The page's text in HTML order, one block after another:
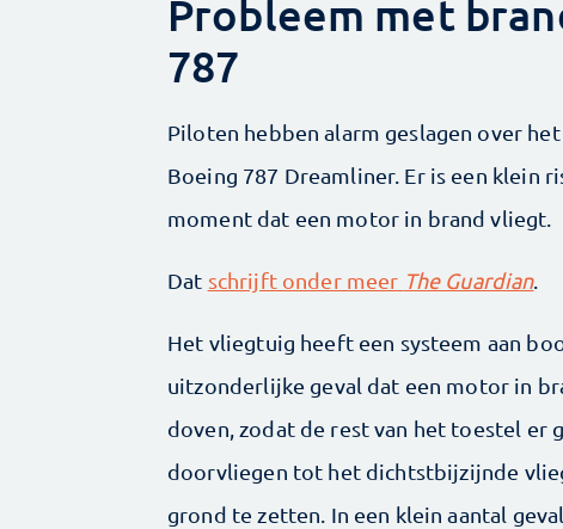
Probleem met
787
Piloten hebben alarm geslagen over
Boeing 787 Dreamliner. Er is een
moment dat een motor in brand vliegt.
Dat schrijft onder meer The Guardian.
Het vliegtuig heeft een systeem aan
uitzonderlijke geval dat een motor in
doven, zodat de rest van het toestel er
doorvliegen tot het dichtstbijzijnde
grond te zetten. In een klein aantal